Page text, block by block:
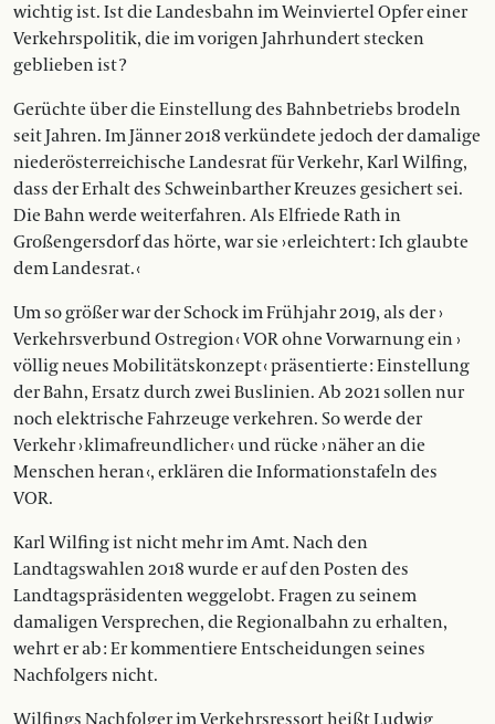
wichtig ist. Ist die Landesbahn im Weinviertel Opfer einer
Verkehrspolitik, die im vorigen Jahrhundert stecken
geblieben ist ?
Gerüchte über die Einstellung des Bahnbetriebs brodeln
seit Jahren. Im Jänner 2018 verkündete jedoch der damalige
niederösterreichische Landesrat für Verkehr, Karl Wilfing,
dass der Erhalt des Schweinbarther Kreuzes gesichert sei.
Die Bahn werde weiterfahren. Als Elfriede Rath in
Großengersdorf das hörte, war sie › erleichtert : Ich glaubte
dem Landesrat. ‹
Um so größer war der Schock im Frühjahr 2019, als der ›
Verkehrsverbund Ostregion ‹ VOR ohne Vorwarnung ein ›
völlig neues Mobilitätskonzept ‹ präsentierte : Einstellung
der Bahn, Ersatz durch zwei Buslinien. Ab 2021 sollen nur
noch elektrische Fahrzeuge verkehren. So werde der
Verkehr › klimafreundlicher ‹ und rücke › näher an die
Menschen heran ‹, erklären die Informationstafeln des
VOR.
Karl Wilfing ist nicht mehr im Amt. Nach den
Landtagswahlen 2018 wurde er auf den Posten des
Landtagspräsidenten weggelobt. Fragen zu seinem
damaligen Versprechen, die Regionalbahn zu erhalten,
wehrt er ab : Er kommentiere Entscheidungen seines
Nachfolgers nicht.